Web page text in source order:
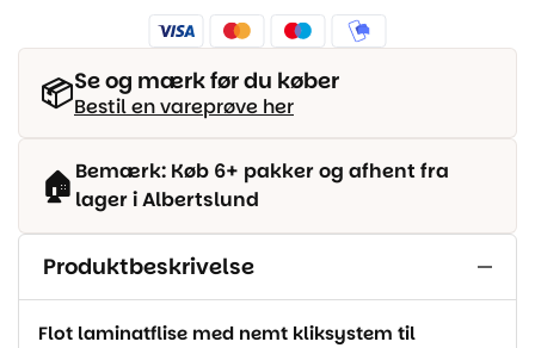
📦Se og mærk før du køber
Bestil en vareprøve her
🏠 Bemærk: Køb 6+ pakker og afhent fra
lager i Albertslund
Produktbeskrivelse
Flot laminatflise med nemt kliksystem til